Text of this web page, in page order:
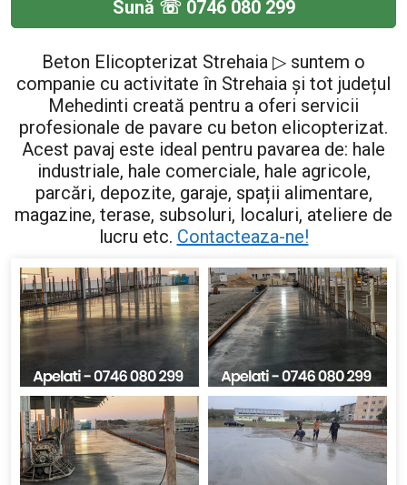
Sună ☏ 0746 080 299
Beton Elicopterizat Strehaia ▷ suntem o
companie cu activitate în Strehaia și tot județul
Mehedinti creată pentru a oferi servicii
profesionale de pavare cu beton elicopterizat.
Acest pavaj este ideal pentru pavarea de: hale
industriale, hale comerciale, hale agricole,
parcări, depozite, garaje, spații alimentare,
magazine, terase, subsoluri, localuri, ateliere de
lucru etc. Contacteaza-ne!